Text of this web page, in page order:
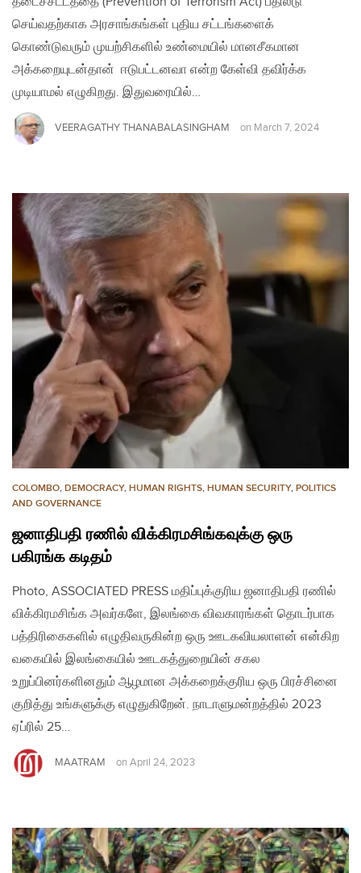
செய்வதற்காக அரசாங்கங்கள் புதிய சட்டங்களைக்
கொண்டுவரும் முயற்சிகளில் உண்மையில் மானசீகமான
அக்கறையுடன்தான் ஈடுபட்டனவா என்ற கேள்வி தவிர்க்க
முடியாமல் எழுகிறது. இதுவரையில்…
VEERAGATHY THANABALASINGHAM on March 7, 2024
COLOMBO, DEMOCRACY, HUMAN RIGHTS, HUMAN SECURITY, POLITICS
AND GOVERNANCE
ஜனாதிபதி ரணில் விக்கிரமசிங்கவுக்கு ஒரு
பகிரங்க கடிதம்
Photo, ASSOCIATED PRESS மதிப்புக்குரிய ஜனாதிபதி ரணில்
விக்கிரமசிங்க அவர்களே, இலங்கை விவகாரங்கள் தொடர்பாக
பத்திரிகைகளில் எழுதிவருகின்ற ஒரு ஊடகவியலாளன் என்கிற
வகையில் இலங்கையில் ஊடகத்துறையின் சகல
உறுப்பினர்களினதும் ஆழமான அக்கறைக்குரிய ஒரு பிரச்சினை
குறித்து உங்களுக்கு எழுதுகிறேன். நாடாளுமன்றத்தில் 2023
ஏப்ரில் 25…
MAATRAM on April 24, 2023